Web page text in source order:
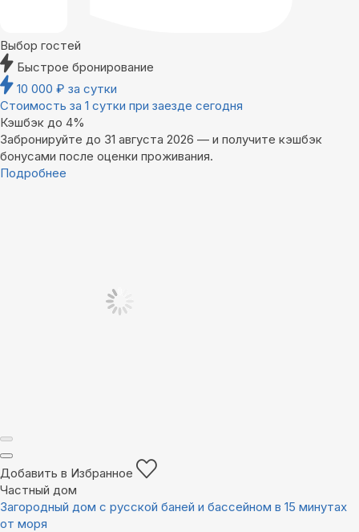
Выбор гостей
Быстрое бронирование
10 000 ₽ за сутки
Стоимость за 1 сутки при заезде сегодня
Кэшбэк до 4%
Забронируйте до 31 августа 2026 — и получите кэшбэк
бонусами после оценки проживания.
Подробнее
Добавить в Избранное
Частный дом
Загородный дом с русской баней и бассейном в 15 минутах
от моря